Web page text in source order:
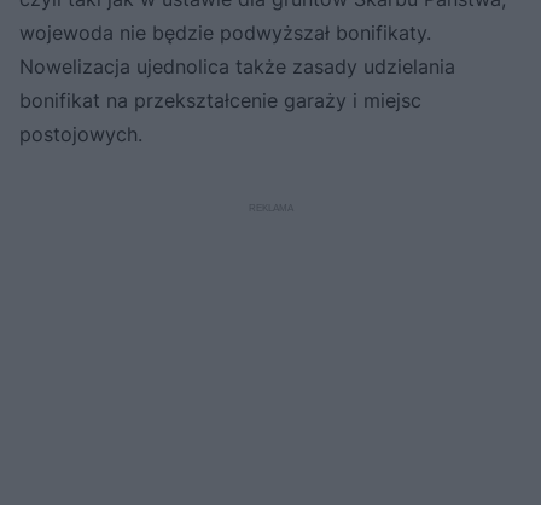
wojewoda nie będzie podwyższał bonifikaty.
Nowelizacja ujednolica także zasady udzielania
bonifikat na przekształcenie garaży i miejsc
postojowych.